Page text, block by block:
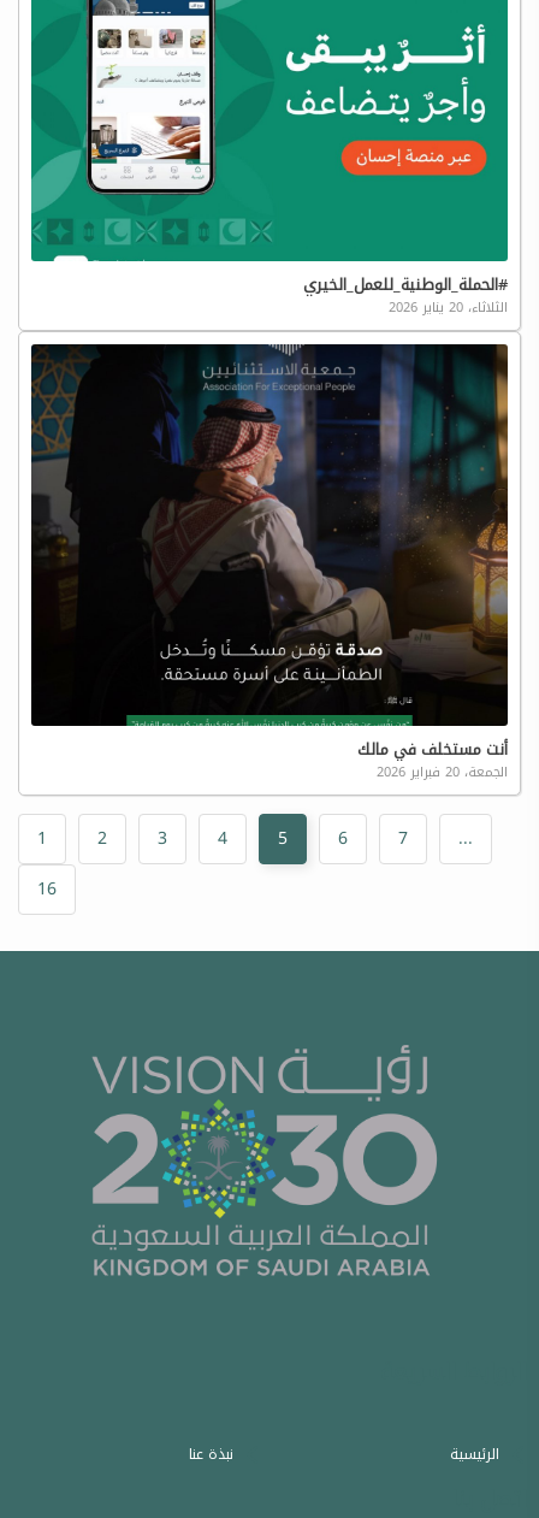
#الحملة_الوطنية_للعمل_الخيري
الثلاثاء، 20 يناير 2026
أنت مستخلف في مالك
الجمعة، 20 فبراير 2026
1 2 3 4 5 6 7
...
16
الرئيسية نبذة عنا